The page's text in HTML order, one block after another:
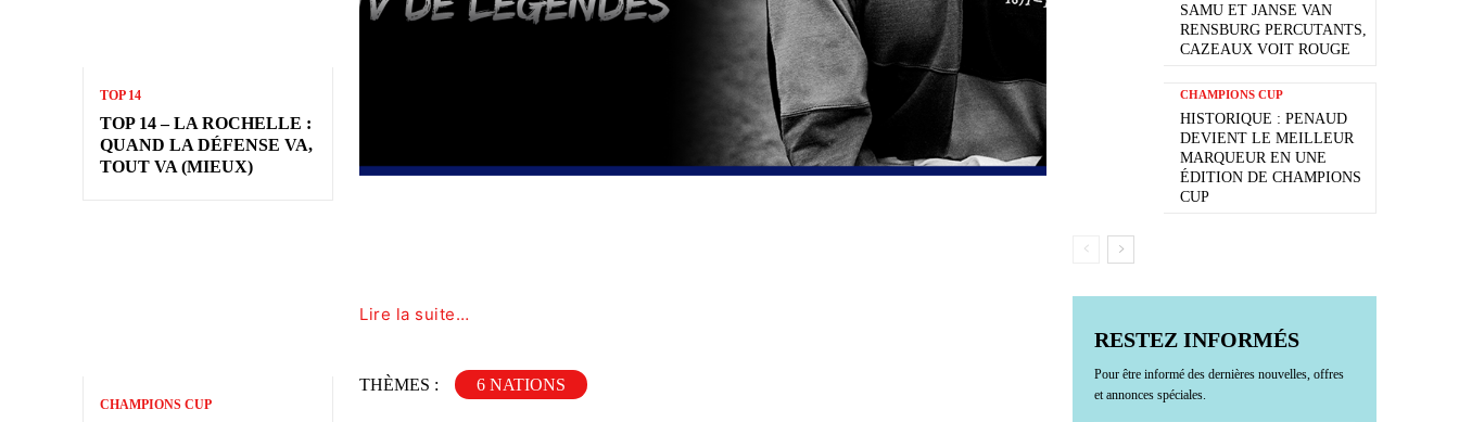
TOP 14
TOP 14 – LA ROCHELLE :
QUAND LA DÉFENSE VA,
TOUT VA (MIEUX)
CHAMPIONS CUP
Lire la suite…
THÈMES : 6 NATIONS
SAMU ET JANSE VAN
RENSBURG PERCUTANTS,
CAZEAUX VOIT ROUGE
CHAMPIONS CUP
HISTORIQUE : PENAUD
DEVIENT LE MEILLEUR
MARQUEUR EN UNE
ÉDITION DE CHAMPIONS
CUP
RESTEZ INFORMÉS
Pour être informé des dernières nouvelles, offres
et annonces spéciales.